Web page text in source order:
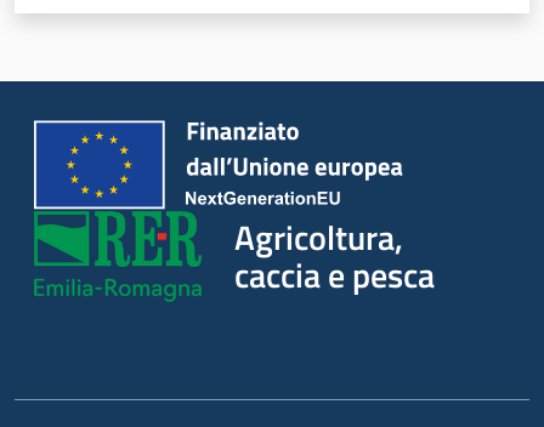
Agricoltura,
Agricoltura,
caccia e pesca